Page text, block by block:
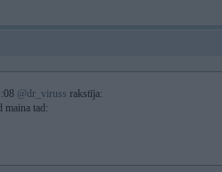
@dr_viruss rakstīja:
maina tad: